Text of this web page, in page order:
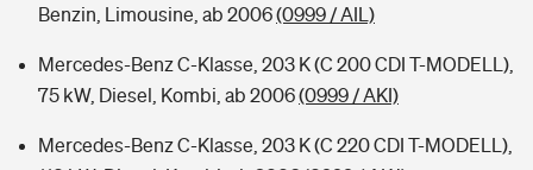
Benzin, Limousine, ab 2006(0999 / AIL)
Mercedes-Benz C-Klasse, 203 K (C 200 CDI T-MODELL),
75 kW, Diesel, Kombi, ab 2006(0999 / AKI)
Mercedes-Benz C-Klasse, 203 K (C 220 CDI T-MODELL),